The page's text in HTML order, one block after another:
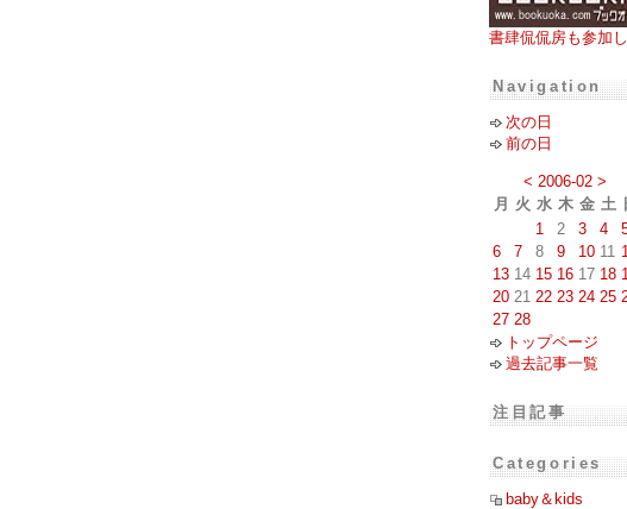
書肆侃侃房も参加
Navigation
次の日
前の日
< 2006-02 >
月
火 水 木 金 土
1
2 3 4
6
7 8 9 10 11
13 14 15 16 17 18
20 21 22 23 24 25
27 28
トップページ
過去記事一覧
注目記事
Categories
baby＆kids